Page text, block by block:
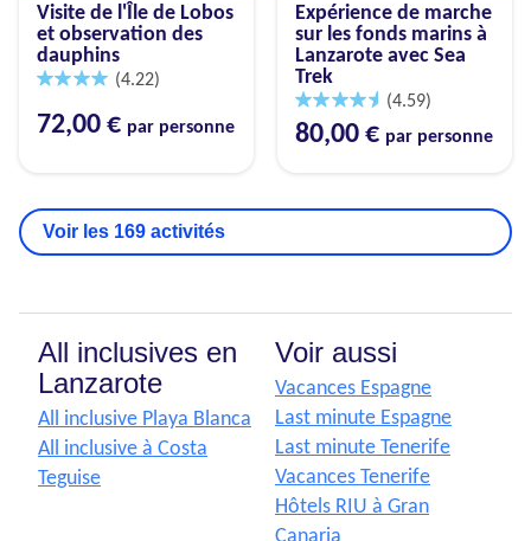
Visite de l'Île de Lobos
et observation des
dauphins
(4.22)
72,00 € par personne
Expérience de marche
sur les fonds marins à
Lanzarote avec Sea
Trek
(4.59)
80,00 € par personne
Voir les 169 activités
All inclusives en
Lanzarote
All inclusive Playa Blanca
All inclusive à Costa
Teguise
Voir aussi
Vacances Espagne
Last minute Espagne
Last minute Tenerife
Vacances Tenerife
Hôtels RIU à Gran